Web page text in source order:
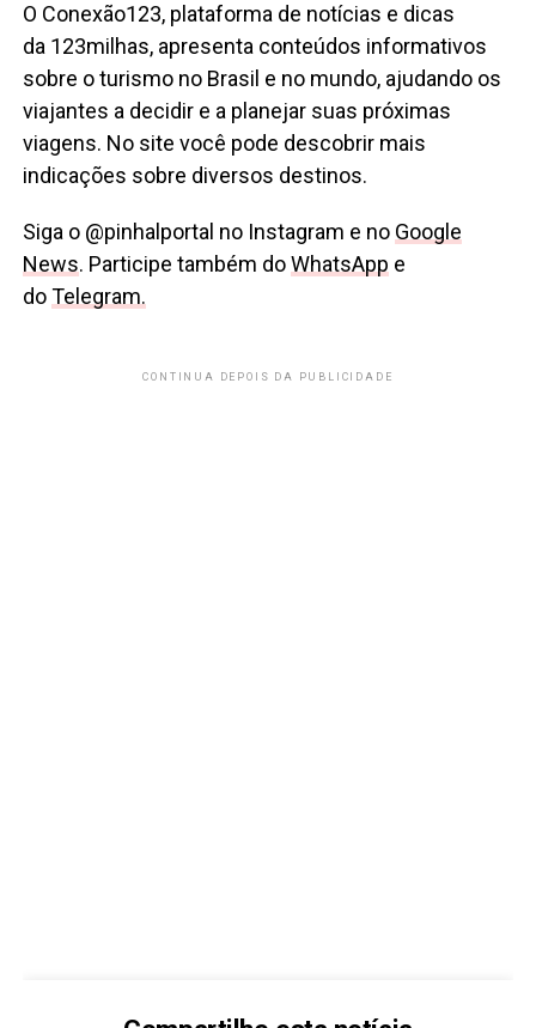
O Conexão123, plataforma de notícias e dicas
da 123milhas, apresenta conteúdos informativos
sobre o turismo no Brasil e no mundo, ajudando os
viajantes a decidir e a planejar suas próximas
viagens. No site você pode descobrir mais
indicações sobre diversos destinos.
Siga o @pinhalportal no Instagram e no Google
News. Participe também doWhatsApp e
doTelegram.
CONTINUA DEPOIS DA PUBLICIDADE